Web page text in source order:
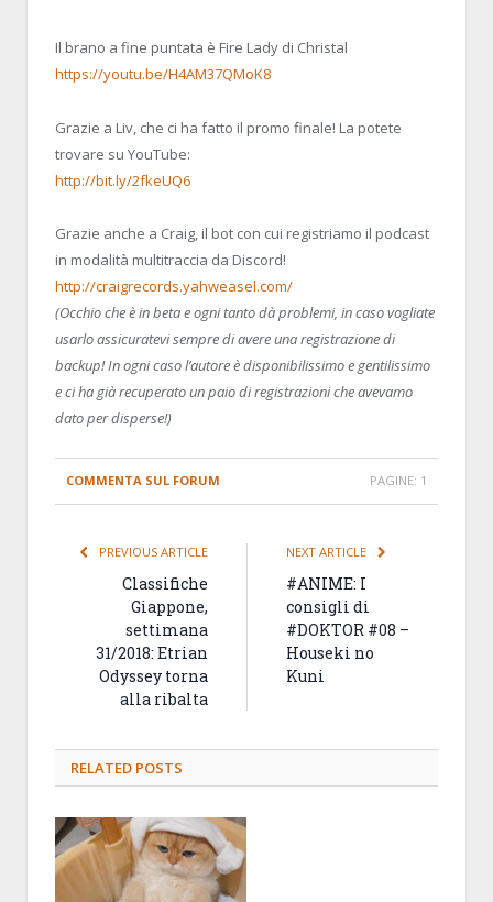
Il brano a fine puntata è Fire Lady di Christal
https://youtu.be/H4AM37QMoK8
Grazie a Liv, che ci ha fatto il promo finale! La potete
trovare su YouTube:
http://bit.ly/2fkeUQ6
Grazie anche a Craig, il bot con cui registriamo il podcast
in modalità multitraccia da Discord!
http://craigrecords.yahweasel.com/
(Occhio che è in beta e ogni tanto dà problemi, in caso vogliate
usarlo assicuratevi sempre di avere una registrazione di
backup! In ogni caso l’autore è disponibilissimo e gentilissimo
e ci ha già recuperato un paio di registrazioni che avevamo
dato per disperse!)
COMMENTA SUL FORUM PAGINE: 1
PREVIOUS ARTICLE
Classifiche
Giappone,
settimana
31/2018: Etrian
Odyssey torna
alla ribalta
NEXT ARTICLE
#ANIME: I
consigli di
#DOKTOR #08 –
Houseki no
Kuni
RELATED POSTS